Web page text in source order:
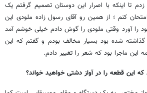
تا اینکه با اصرار این دوستان تصمیم گرفتم یک
کنم ؛ از همین رو آقای رسول زاده ملودی این
را آورد وقتی ملودی را گوش دادم خیلی خوشم آمد
شده بود بسیار مخالف بودم و گفتم که این
این ماجرا بود که شعر را تغییر دادم.
این قطعه را در آواز دشتی خواهید خواند؟